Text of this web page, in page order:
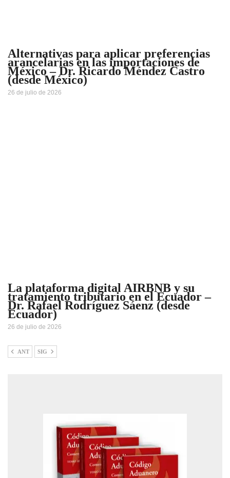
Alternativas para aplicar preferencias
arancelarias en las importaciones de
México – Dr. Ricardo Méndez Castro
(desde México)
26 de julio de 2026
La plataforma digital AIRBNB y su
tratamiento tributario en el Ecuador –
Dr. Rafael Rodríguez Sáenz (desde
Ecuador)
26 de julio de 2026
ANT SIG